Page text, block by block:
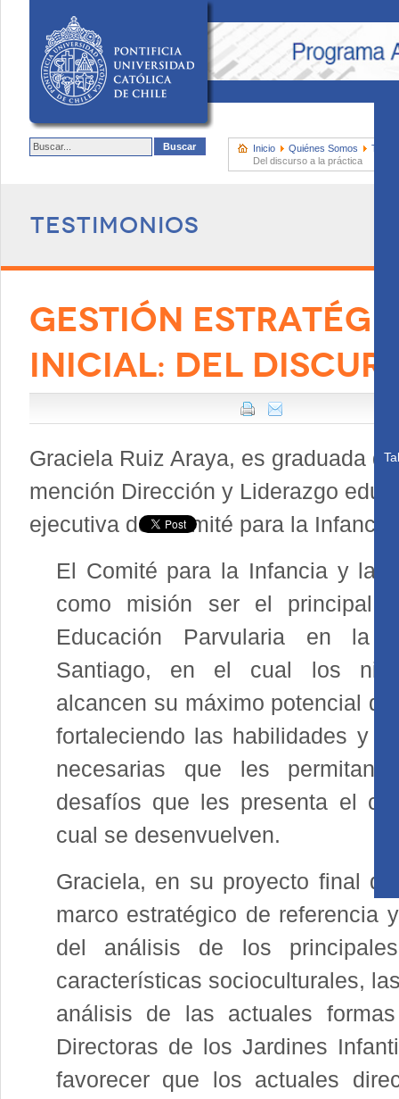
Inicio Quiénes Somos
Del discurso a la práctica
Testimonios
GESTIÓN
INICIAL: DEL
Graciela Ruiz Araya, es graduada
mención Dirección y Liderazgo
ejecutiva del Comité para la
El Comité para la Infancia y la
como misión ser el principal
Educación Parvularia en la
Santiago, en el cual los
alcancen su máximo potencial
fortaleciendo las habilidades y
necesarias que les permitan
desafíos que les presenta el
cual se desenvuelven.
Graciela, en su proyecto final
marco estratégico de referencia
del análisis de los
características socioculturales,
análisis de las actuales
Directoras de los Jardines
favorecer que los actuales